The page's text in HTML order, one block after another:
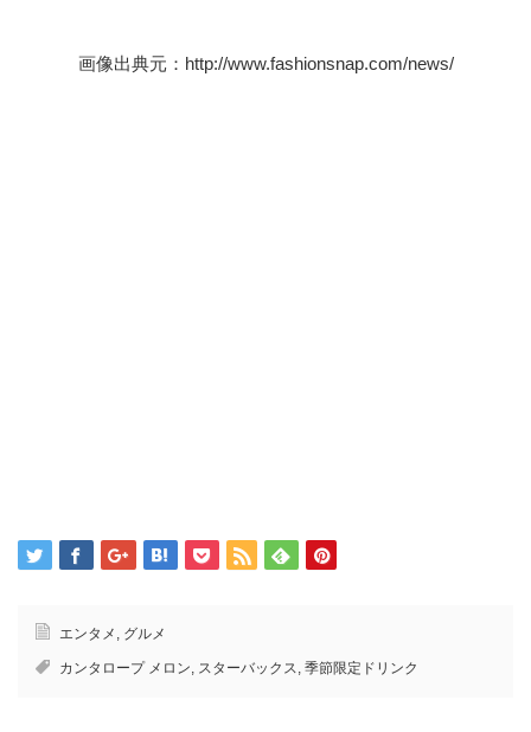
画像出典元： http://www.fashionsnap.com/news/
エンタメ グルメ
カンタロープ メロン スターバックス 季節限定ドリンク